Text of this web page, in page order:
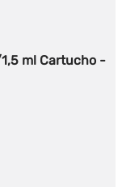
ml Cartucho -